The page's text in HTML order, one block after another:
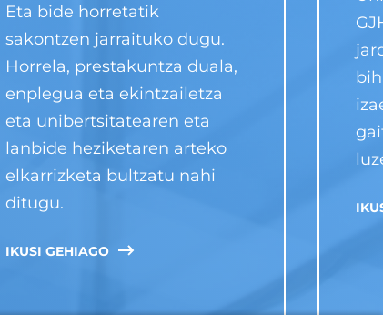
Eta bide horretatik
sakontzen jarraituko dugu.
Horrela, prestakuntza duala,
enplegua eta ekintzailetza
eta unibertsitatearen eta
lanbide heziketaren arteko
elkarrizketa bultzatu nahi
ditugu.
IKUSI GEHIAGO